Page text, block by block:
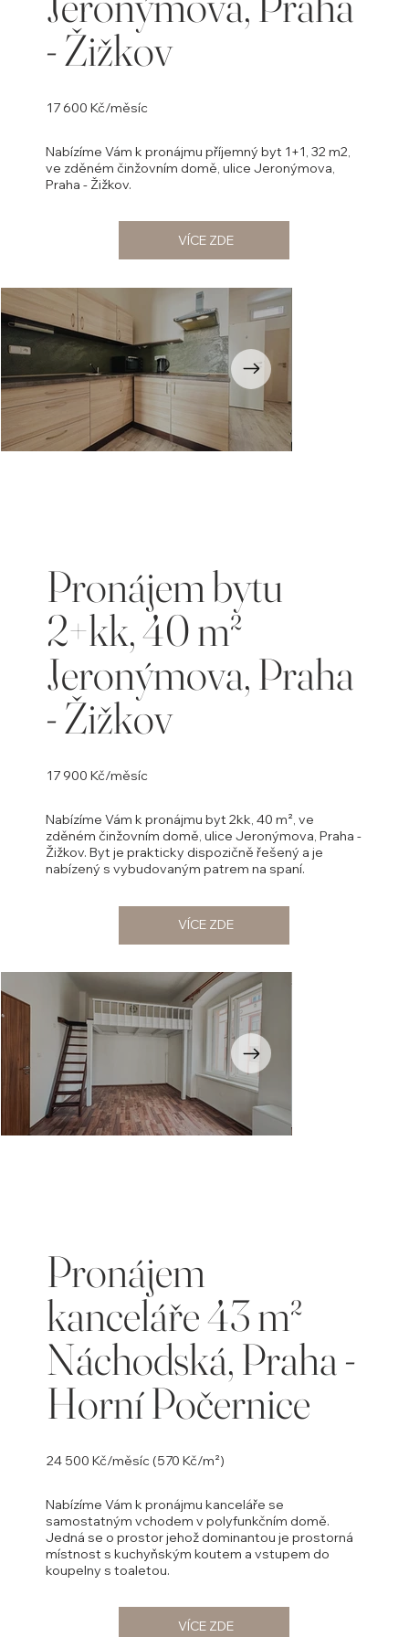
Pronájem bytu
2+kk, 40 m²
Jeronýmova, Praha
- Žižkov
17 900 Kč/měsíc
Nabízíme Vám k pronájmu byt 2kk, 40 m², ve
zděném činžovním domě, ulice Jeronýmova, Praha -
Žižkov. Byt je prakticky dispozičně řešený a je
nabízený s vybudovaným patrem na spaní.
VÍCE ZDE
Pronájem
kanceláře 43 m²
Náchodská, Praha -
Horní Počernice
24 500 Kč/měsíc (570 Kč/m²)
Nabízíme Vám k pronájmu kanceláře se
samostatným vchodem v polyfunkčním domě.
Jedná se o prostor jehož dominantou je prostorná
místnost s kuchyňským koutem a vstupem do
koupelny s toaletou.
VÍCE ZDE
- Žižkov
17 600 Kč/měsíc
Nabízíme Vám k pronájmu příjemný byt 1+1, 32 m2,
ve zděném činžovním domě, ulice Jeronýmova,
Praha - Žižkov.
VÍCE ZDE